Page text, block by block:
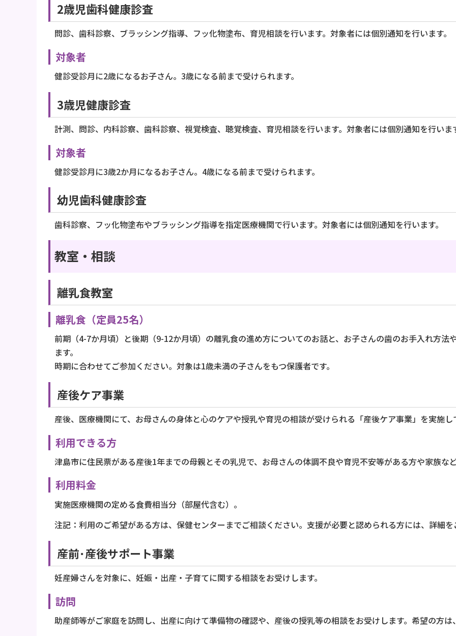
2歳児歯科健康診査
問診、歯科診察、ブラッシング指導、フッ化物塗布、育児相談を行います。対象者には個別通知を行います。
対象者
健診受診月に2歳になるお子さん。3歳になる前まで受けられます。
3歳児健康診査
計測、問診、内科診察、歯科診察、視覚検査、聴覚検査、育児相談を行います。対象者には個別通知を行いま
対象者
健診受診月に3歳2か月になるお子さん。4歳になる前まで受けられます。
幼児歯科健康診査
歯科診察、フッ化物塗布やブラッシング指導を指定医療機関で行います。対象者には個別通知を行います。
教室・相談
離乳食教室
離乳食（定員25名）
前期（4-7か月頃）と後期（9-12か月頃）の離乳食の進め方についてのお話と、お子さんの歯のお手入れ方
ます。
時期に合わせてご参加ください。対象は1歳未満の子さんをもつ保護者です。
産後ケア事業
産後、医療機関にて、お母さんの身体と心のケアや授乳や育児の相談が受けられる「産後ケア事業」を実施し
利用できる方
津島市に住民票がある産後1年までの母親とその乳児で、お母さんの体調不良や育児不安等がある方や家族な
利用料金
実施医療機関の定める食費相当分（部屋代含む）。
注記：利用のご希望がある方は、保健センターまでご相談ください。支援が必要と認められる方には、詳細
産前･産後サポート事業
妊産婦さんを対象に、妊娠・出産・子育てに関する相談をお受けします。
訪問
助産師等がご家庭を訪問し、出産に向けて準備物の確認や、産後の授乳等の相談をお受けします。希望の方